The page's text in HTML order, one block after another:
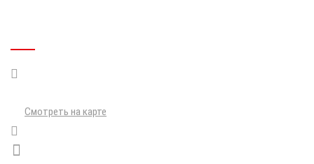
Смотреть на карте